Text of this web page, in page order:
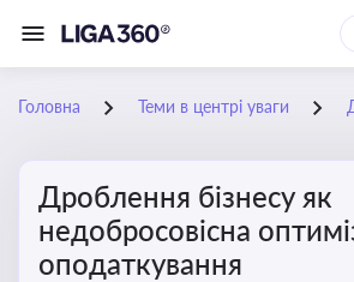
Головна Теми в центрі уваги
Дроблення бізнесу як
недобросовісна
оподаткування